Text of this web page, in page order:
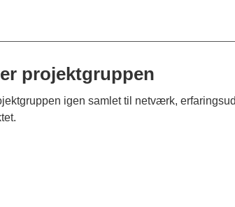
projektgruppen
igen samlet til netværk,